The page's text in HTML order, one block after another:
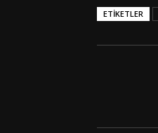
ETIKETLER